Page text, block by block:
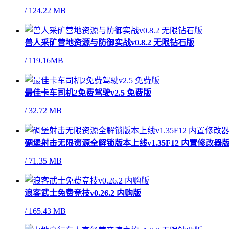
/124.22 MB
兽人采矿营地资源与防御实战v0.8.2 无限钻石版
/119.16MB
最佳卡车司机2免费驾驶v2.5 免费版
/32.72 MB
碉堡射击无限资源全解锁版本上线v1.35F12 内置修改器
/71.35 MB
浪客武士免费竞技v0.26.2 内购版
/165.43 MB